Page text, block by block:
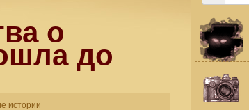
о
до
истории